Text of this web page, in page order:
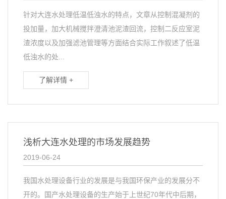
针对大连水处理低温低浊水的特点，文章从控制混凝剂的
投加量，加大机械搅拌澄清池泥渣回流，控制二反应室泥
渣浓度以及加强滤池管理等方面结合实际工作叙述了低温
低浊水的处...
了解详情 +
浅析大连水处理的市场发展趋势
2019-06-24
我国水处理设备行业的发展是与我国环保产业的发展分不
开的。国产水处理设备的生产始于上世纪70年代中后期，